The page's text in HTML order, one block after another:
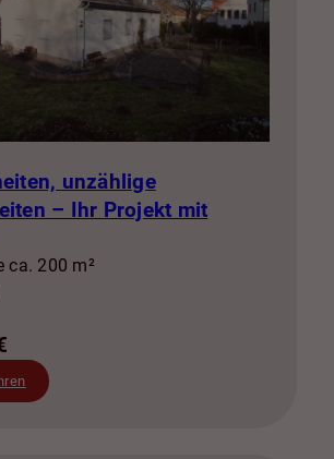
unzählige
– Ihr Projekt mit
ca. 200 m²